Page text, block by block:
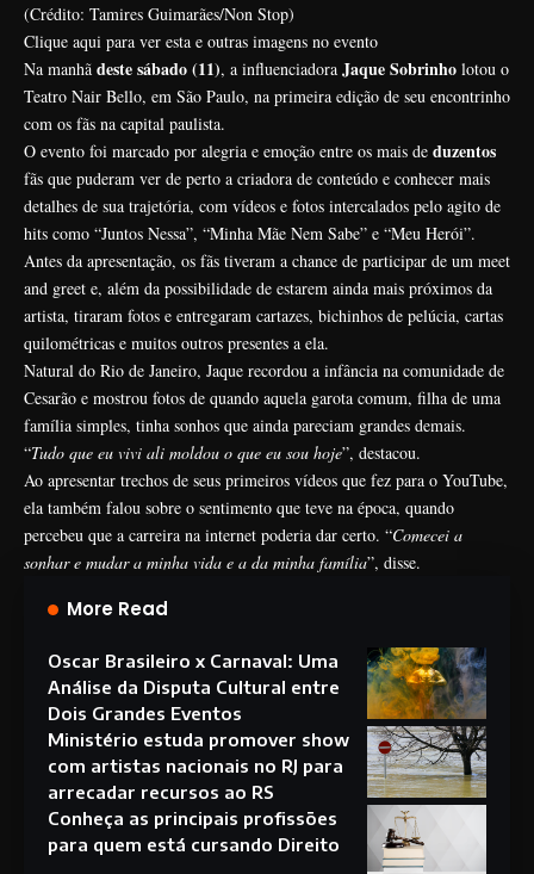
(Crédito: Tamires Guimarães/Non Stop)
Clique aqui para ver esta e outras imagens no evento
Na manhã deste sábado (11), a influenciadora Jaque Sobrinho lotou o
Teatro Nair Bello, em São Paulo, na primeira edição de seu encontrinho
com os fãs na capital paulista.
O evento foi marcado por alegria e emoção entre os mais de duzentos
fãs que puderam ver de perto a criadora de conteúdo e conhecer mais
detalhes de sua trajetória, com vídeos e fotos intercalados pelo agito de
hits como “Juntos Nessa”, “Minha Mãe Nem Sabe” e “Meu Herói”.
Antes da apresentação, os fãs tiveram a chance de participar de um meet
and greet e, além da possibilidade de estarem ainda mais próximos da
artista, tiraram fotos e entregaram cartazes, bichinhos de pelúcia, cartas
quilométricas e muitos outros presentes a ela.
Natural do Rio de Janeiro, Jaque recordou a infância na comunidade de
Cesarão e mostrou fotos de quando aquela garota comum, filha de uma
família simples, tinha sonhos que ainda pareciam grandes demais.
“Tudo que eu vivi ali moldou o que eu sou hoje”, destacou.
Ao apresentar trechos de seus primeiros vídeos que fez para o YouTube,
ela também falou sobre o sentimento que teve na época, quando
percebeu que a carreira na internet poderia dar certo. “Comecei a
sonhar e mudar a minha vida e a da minha família”, disse.
More Read
Oscar Brasileiro x Carnaval: Uma
Análise da Disputa Cultural entre
Dois Grandes Eventos
Ministério estuda promover show
com artistas nacionais no RJ para
arrecadar recursos ao RS
Conheça as principais profissões
para quem está cursando Direito